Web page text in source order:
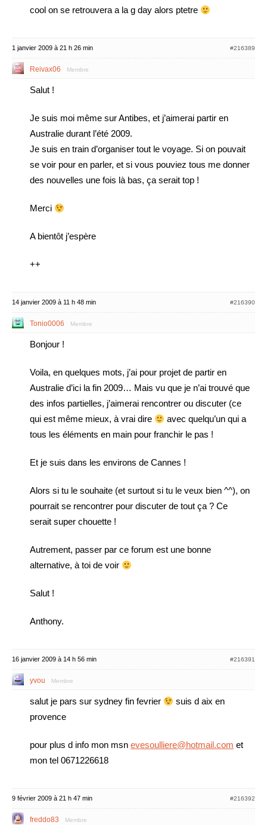
cool on se retrouvera a la g day alors ptetre
1 janvier 2009 à 21 h 26 min #216389
Reivax06 Membre
Salut !
Je suis moi même sur Antibes, et j’aimerai partir en
Australie durant l’été 2009.
Je suis en train d’organiser tout le voyage. Si on pouvait
se voir pour en parler, et si vous pouviez tous me donner
des nouvelles une fois là bas, ça serait top !
Merci
A bientôt j’espère
++
14 janvier 2009 à 11 h 48 min #216390
Tonio0006 Membre
Bonjour !
Voila, en quelques mots, j’ai pour projet de partir en
Australie d’ici la fin 2009… Mais vu que je n’ai trouvé que
des infos partielles, j’aimerai rencontrer ou discuter (ce
qui est même mieux, à vrai dire
avec quelqu’un qui a
tous les éléments en main pour franchir le pas !
Et je suis dans les environs de Cannes !
Alors si tu le souhaite (et surtout si tu le veux bien ^^), on
pourrait se rencontrer pour discuter de tout ça ? Ce
serait super chouette !
Autrement, passer par ce forum est une bonne
alternative, à toi de voir
Salut !
Anthony.
16 janvier 2009 à 14 h 56 min #216391
yvou Membre
salut je pars sur sydney fin fevrier
suis d aix en
provence
pour plus d info mon msn evesoulliere@hotmail.com et
mon tel 0671226618
9 février 2009 à 21 h 47 min #216392
freddo83 Membre